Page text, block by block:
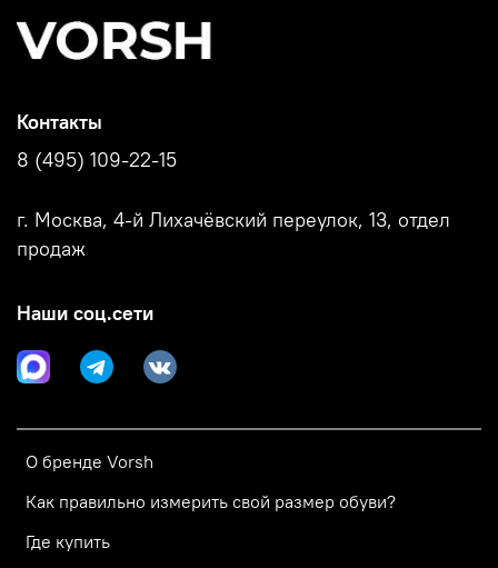
О бренде Vorsh
Как правильно измерить свой размер обуви?
Где купить
Контакты
8 (495) 109-22-15
г. Москва, 4-й Лихачёвский переулок, 13, отдел
продаж
Наши соц.сети